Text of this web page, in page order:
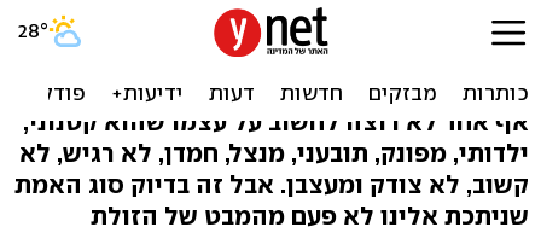
בין "אתה מדהים" ל"אוי לא"
- מבטים בזוגיות
אף אחד לא רוצה לחשוב על עצמו שהוא קטנוני,
ילדותי, מפונק, תובעני, מנצל, חמדן, לא רגיש, לא
קשוב, לא צודק ומעצבן. אבל זה בדיוק סוג האמת
שניתכת אלינו לא פעם מהמבט של הזולת